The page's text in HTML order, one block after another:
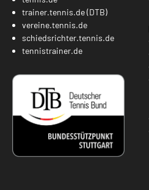
trainer.tennis.de (DTB)
vereine.tennis.de
schiedsrichter.tennis.de
tennistrainer.de